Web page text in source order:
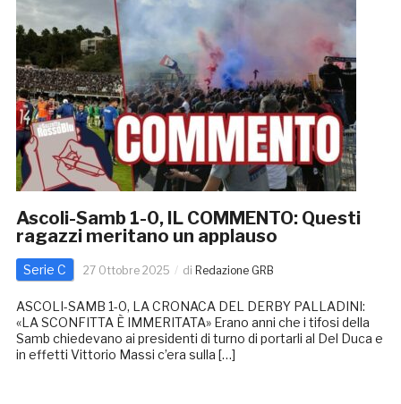
Ascoli-Samb 1-0, IL COMMENTO: Questi
ragazzi meritano un applauso
Serie C 27 Ottobre 2025 di Redazione GRB
ASCOLI-SAMB 1-0, LA CRONACA DEL DERBY PALLADINI:
«LA SCONFITTA È IMMERITATA» Erano anni che i tifosi della
Samb chiedevano ai presidenti di turno di portarli al Del Duca e
in effetti Vittorio Massi c’era sulla […]